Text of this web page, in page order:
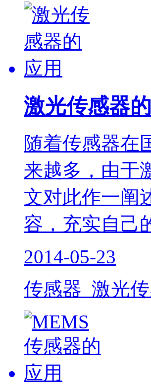
激光传感器
随着传感器在
来越多，由于
文对此作一阐
容，充实自己
2014-05-23
传感器 激光